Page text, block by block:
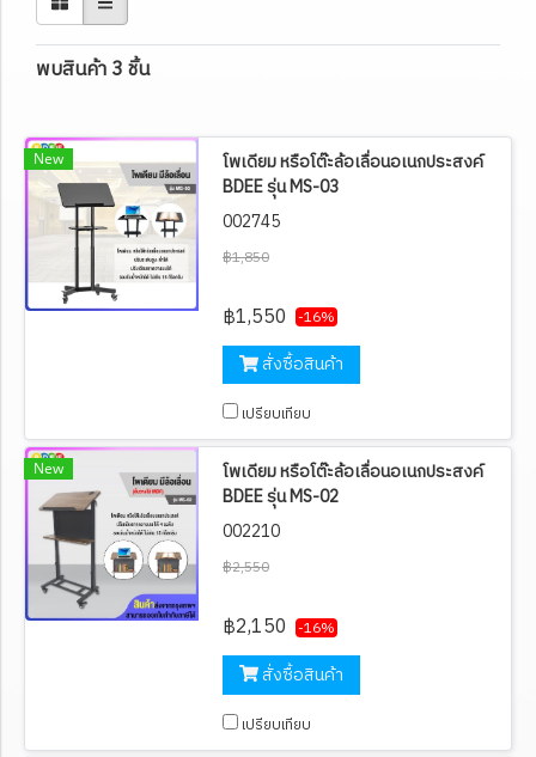
พบสินค้า 3 ชิ้น
New
โพเดียม หรือโต๊ะล้อเลื่อนอเนกประสงค์
BDEE รุ่น MS-03
002745
฿1,850
฿1,550 -16%
สั่งซื้อสินค้า
เปรียบเทียบ
New
โพเดียม หรือโต๊ะล้อเลื่อนอเนกประสงค์
BDEE รุ่น MS-02
002210
฿2,550
฿2,150 -16%
สั่งซื้อสินค้า
เปรียบเทียบ